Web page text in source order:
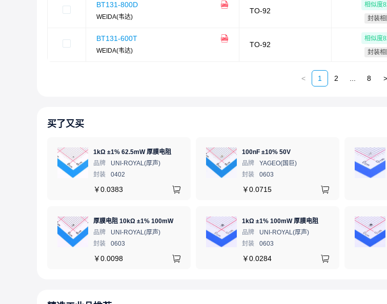
BT131-800D
WEIDA(韦达)
TO-92
相似度
封装相
BT131-600T
WEIDA(韦达)
TO-92
相似度
封装相
< 1 2 8 >
买了又买
1kΩ ±1% 62.5mW 厚膜电阻
品牌
UNI-ROYAL(厚声)
封装
0402
￥0.0383
100nF ±10% 50V
品牌
YAGEO(国巨)
封装
0603
￥0.0715
厚膜电阻 10kΩ ±1% 100mW
品牌
UNI-ROYAL(厚声)
封装
0603
￥0.0098
1kΩ ±1% 100mW 厚膜电阻
品牌
UNI-ROYAL(厚声)
封装
0603
￥0.0284